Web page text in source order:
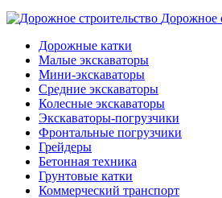
Дорожное
Дорожные катки
Малые экскаваторы
Мини-экскаваторы
Средние экскаваторы
Колесные экскаваторы
Экскаваторы-погрузчики
Фронтальные погрузчики
Грейдеры
Бетонная техника
Грунтовые катки
Коммерческий транспорт